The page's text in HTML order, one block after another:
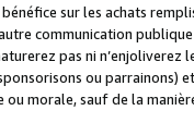
sur les achats
communication
pas ni
ou parrainons)
morale, sauf de la